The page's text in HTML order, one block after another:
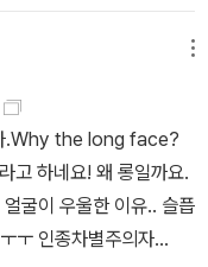
Stars Are Scatte
. 표지도 넘 좋고 안의
- 만주국의 초상>은 장
에 신청해서 빌려보기
대한 통합적인 이해를
>도 마찬가지! 근 몇 달
때문에 받아주지 않는
출발했다. [CH33]밤 10
아빠에게 그들이 강요
버리지 말라고 이야기했
화를 걸기로 했다. 행크
부모님도 용감하다며
부모님을 찾기 위해 우
아는 루페와 잠을 자기
와 포옹하고 싶었지만
.Why the long face?
고 하네요! 왜 롱일까요.
굴이 우울한 이유.. 슬픕
ㅜ 인종차별주의자…